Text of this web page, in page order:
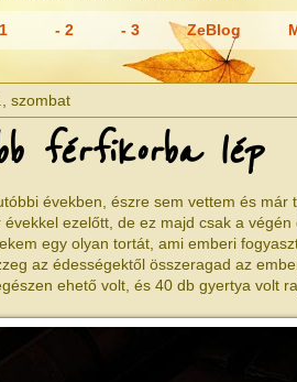
- 2 - 3 ZeBlog
szombat
férfikorba lép
években, észre sem vettem és
ezelőtt, de ez majd csak a
egy olyan tortát, ami emberi
az édességektől összeragad az
ehető volt, és 40 db gyertya volt